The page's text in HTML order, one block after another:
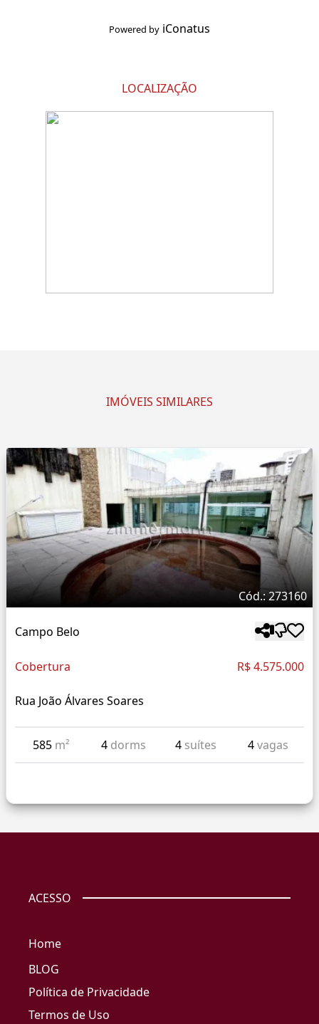
Powered by iConatus
LOCALIZAÇÃO
IMÓVEIS SIMILARES
Cód.: 273160
Campo Belo
Cobertura R$ 4.575.000
Rua João Álvares Soares
585 m² 4 dorms 4 suítes 4vagas
ACESSO
Home
BLOG
Política de Privacidade
Termos de Uso